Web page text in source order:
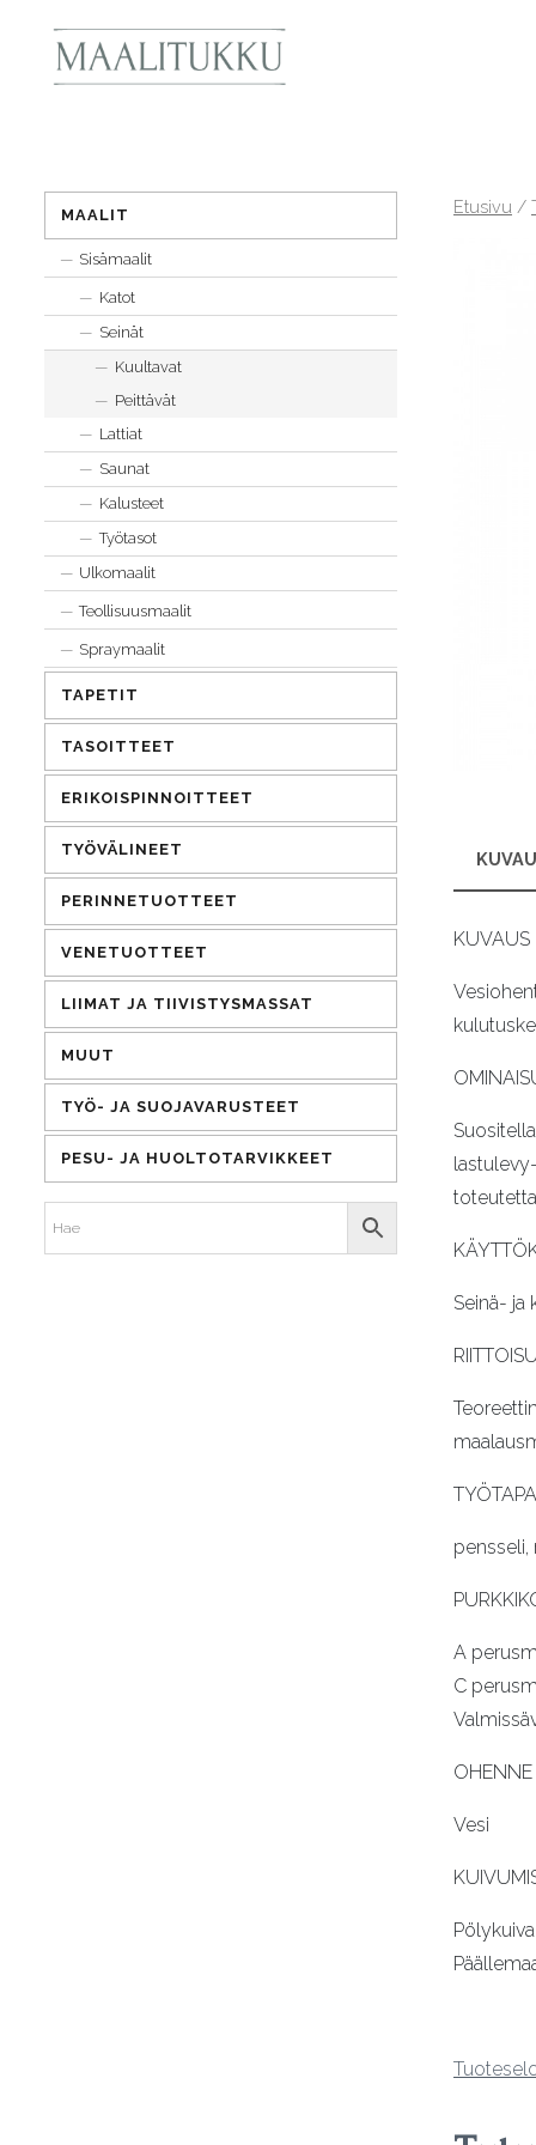
Etusivu /
KUVAUS
Seinä- ja
TYÖTAPA
pensseli,
A
C
OHENNE
Vesi
MAALIT
Sisämaalit
Katot
Seinät
Kuultavat
Peittävät
Lattiat
Saunat
Kalusteet
Työtasot
Ulkomaalit
Teollisuusmaalit
Spraymaalit
TAPETIT
TASOITTEET
ERIKOISPINNOITTEET
TYÖVÄLINEET
PERINNETUOTTEET
VENETUOTTEET
LIIMAT JA TIIVISTYSMASSAT
MUUT
TYÖ- JA SUOJAVARUSTEET
PESU- JA HUOLTOTARVIKKEET